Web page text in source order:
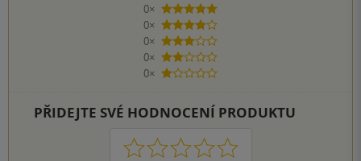
0×
5 hvězdiček
0×
4 hvězdičky
0×
3 hvězdičky
0×
2 hvězdičky
0×
1 hvezdička
PŘIDEJTE SVÉ HODNOCENÍ PRODUKTU
1 2 3 4 5